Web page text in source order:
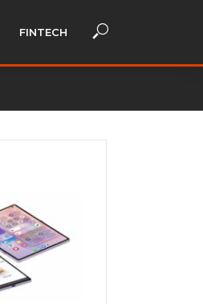
FINTECH